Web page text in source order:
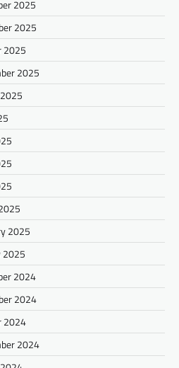
2025
2025
2025
2025
2025
2025
2024
2024
2024
2024